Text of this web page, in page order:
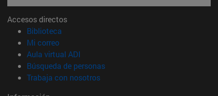
Accesos directos
Biblioteca
Mi correo(abre en nueva ventana)
Aula virtual ADI
Búsqueda de personas(abre en nueva ventana)
Trabaja con nosotros(abre en nueva ventana)